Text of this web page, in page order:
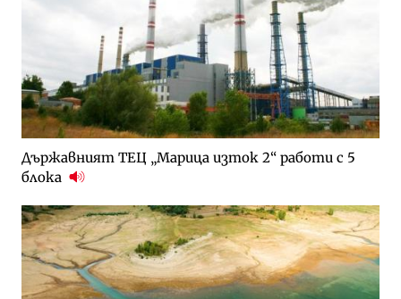
Държавният ТЕЦ „Марица изток 2“ работи с 5
блока